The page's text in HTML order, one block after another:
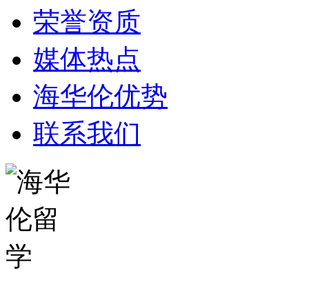
荣誉资质
媒体热点
海华伦优势
联系我们